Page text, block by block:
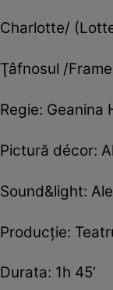
Charlotte/
Ţâfnosul /
Regie: Geanina
Pictură décor:
Sound&light:
Producţie:
Durata: 1h 45’